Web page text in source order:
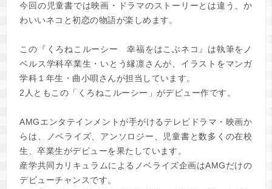
今回の児童書では映画・ドラマのストーリーとは違う、か
わいいネコと初恋の物語が楽しめます。
この『くろねこルーシー 幸福をはこぶネコ』は執筆をノ
ベルス学科卒業生・いとう縁凛さんが、イラストをマンガ
学科１年生・曲小唄さんが担当しています。
2人ともこの「くろねこルーシー」がデビュー作です。
AMGエンタテインメントが手がけるテレビドラマ・映画か
らは、ノベライズ、アンソロジー、児童書と数多くの在校
生、卒業生がデビューを果たしています。
産学共同カリキュラムによるノベライズ企画はAMGだけの
デビューチャンスです。